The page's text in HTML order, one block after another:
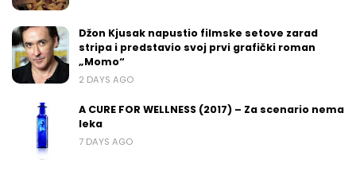
Džon Kjusak napustio filmske setove zarad
stripa i predstavio svoj prvi grafički roman
„Momo“
2 DAYS AGO
A CURE FOR WELLNESS (2017) – Za scenario nema
leka
7 DAYS AGO